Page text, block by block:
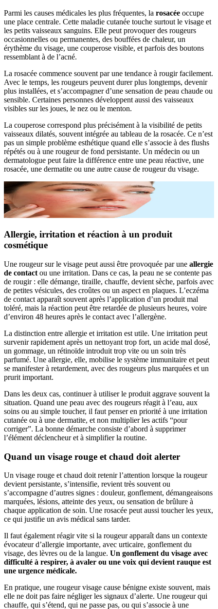
Parmi les causes médicales les plus fréquentes, la rosacée occupe
une place centrale. Cette maladie cutanée touche surtout le visage et
les petits vaisseaux sanguins. Elle peut provoquer des rougeurs
occasionnelles ou permanentes, des bouffées de chaleur, un
érythème du visage, une couperose visible, et parfois des boutons
ressemblant à de l’acné.
La rosacée commence souvent par une tendance à rougir facilement.
Avec le temps, les rougeurs peuvent durer plus longtemps, devenir
plus installées, et s’accompagner d’une sensation de peau chaude ou
sensible. Certaines personnes développent aussi des vaisseaux
visibles sur les joues, le nez ou le menton.
La couperose correspond plus précisément à la visibilité de petits
vaisseaux dilatés, souvent intégrée au tableau de la rosacée. Ce n’est
pas un simple problème esthétique quand elle s’associe à des flushs
répétés ou à une rougeur de fond persistante. Un médecin ou un
dermatologue peut faire la différence entre une peau réactive, une
rosacée, une dermatite ou une autre cause de rougeur du visage.
Allergie, irritation et réaction à un produit
cosmétique
Une rougeur sur le visage peut aussi être provoquée par une allergie
de contact ou une irritation. Dans ce cas, la peau ne se contente pas
de rougir : elle démange, tiraille, chauffe, devient sèche, parfois avec
de petites vésicules, des croûtes ou un aspect en plaques. L’eczéma
de contact apparaît souvent après l’application d’un produit mal
toléré, mais la réaction peut être retardée de plusieurs heures, voire
d’environ 48 heures après le contact avec l’allergène.
La distinction entre allergie et irritation est utile. Une irritation peut
survenir rapidement après un nettoyant trop fort, un acide mal dosé,
un gommage, un rétinoïde introduit trop vite ou un soin très
parfumé. Une allergie, elle, mobilise le système immunitaire et peut
se manifester à retardement, avec des rougeurs plus marquées et un
prurit important.
Dans les deux cas, continuer à utiliser le produit aggrave souvent la
situation. Quand une peau avec des rougeurs réagit à l’eau, aux
soins ou au simple toucher, il faut penser en priorité à une irritation
cutanée ou à une dermatite, et non multiplier les actifs “pour
corriger”. La bonne démarche consiste d’abord à supprimer
l’élément déclencheur et à simplifier la routine.
Quand un visage rouge et chaud doit alerter
Un visage rouge et chaud doit retenir l’attention lorsque la rougeur
devient persistante, s’intensifie, revient très souvent ou
s’accompagne d’autres signes : douleur, gonflement, démangeaisons
marquées, lésions, atteinte des yeux, ou sensation de brûlure à
chaque application de soin. Une rosacée peut aussi toucher les yeux,
ce qui justifie un avis médical sans tarder.
Il faut également réagir vite si la rougeur apparaît dans un contexte
évocateur d’allergie importante, avec urticaire, gonflement du
visage, des lèvres ou de la langue. Un gonflement du visage avec
difficulté à respirer, à avaler ou une voix qui devient rauque est
une urgence médicale.
En pratique, une rougeur visage cause bénigne existe souvent, mais
elle ne doit pas faire négliger les signaux d’alerte. Une rougeur qui
chauffe, qui s’étend, qui ne passe pas, ou qui s’associe à une